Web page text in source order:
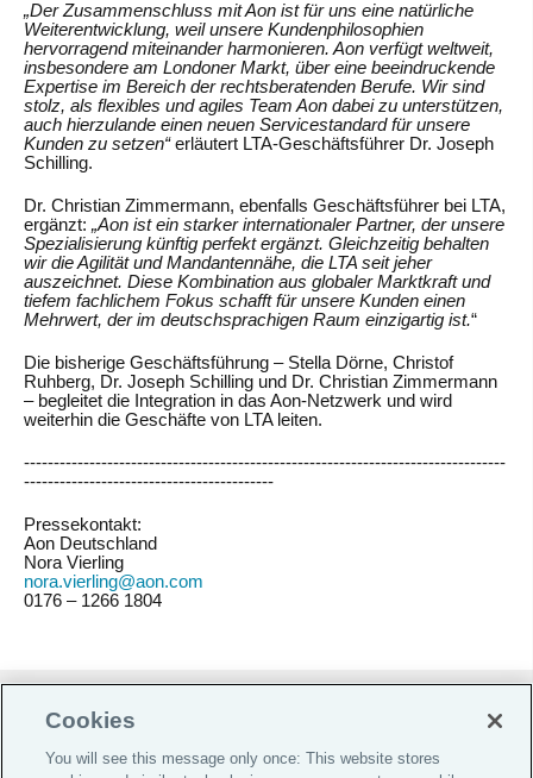
„Der Zusammenschluss mit Aon ist für uns eine natürliche
Weiterentwicklung, weil unsere Kundenphilosophien
hervorragend miteinander harmonieren. Aon verfügt weltweit,
insbesondere am Londoner Markt, über eine beeindruckende
Expertise im Bereich der rechtsberatenden Berufe. Wir sind
stolz, als flexibles und agiles Team Aon dabei zu unterstützen,
auch hierzulande einen neuen Servicestandard für unsere
Kunden zu setzen“erläutert LTA-Geschäftsführer Dr. Joseph
Schilling.
Dr. Christian Zimmermann, ebenfalls Geschäftsführer bei LTA,
ergänzt: „Aon ist ein starker internationaler Partner, der unsere
Spezialisierung künftig perfekt ergänzt. Gleichzeitig behalten
wir die Agilität und Mandantennähe, die LTA seit jeher
auszeichnet. Diese Kombination aus globaler Marktkraft und
tiefem fachlichem Fokus schafft für unsere Kunden einen
Mehrwert, der im deutschsprachigen Raum einzigartig ist.“
Die bisherige Geschäftsführung – Stella Dörne, Christof
Ruhberg, Dr. Joseph Schilling und Dr. Christian Zimmermann
– begleitet die Integration in das Aon-Netzwerk und wird
weiterhin die Geschäfte von LTA leiten.
---------------------------------------------------------------------------------
------------------------------------------
Pressekontakt:
Aon Deutschland
Nora Vierling
nora.vierling@aon.com
0176 – 1266 1804
Do Not Sell or Share My Personal Information |
Cookies
You will see this message only once: This website stores